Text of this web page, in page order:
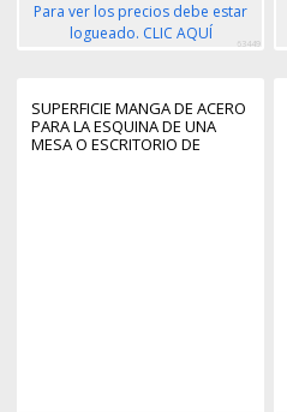
Para ver los precios debe estar
logueado. CLIC AQUÍ
63449
SUPERFICIE MANGA DE ACERO
PARA LA ESQUINA DE UNA
MESA O ESCRITORIO DE